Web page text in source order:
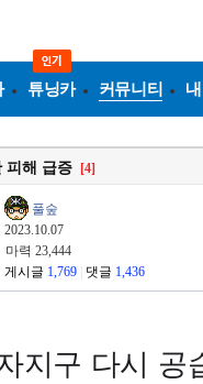
튜닝카 커뮤니티
피해 급증 [4]
풀숲
2023.10.07
마력 23,444
게시글 1,769 댓글 1,436
지구 다시